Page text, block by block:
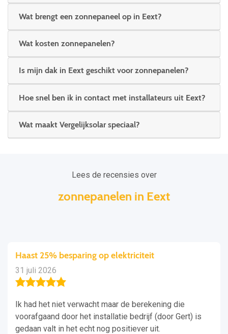
Wat brengt een zonnepaneel op in Eext?
Wat kosten zonnepanelen?
Is mijn dak in Eext geschikt voor zonnepanelen?
Hoe snel ben ik in contact met installateurs uit Eext?
Wat maakt Vergelijksolar speciaal?
Lees de recensies over
zonnepanelen in Eext
Haast 25% besparing op elektriciteit
31 juli 2026
Ik had het niet verwacht maar de berekening die
voorafgaand door het installatie bedrijf (door Gert) is
gedaan valt in het echt nog positiever uit.